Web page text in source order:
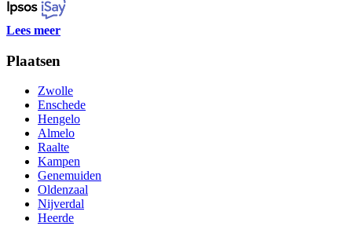
Lees meer
Plaatsen
Zwolle
Enschede
Hengelo
Almelo
Raalte
Kampen
Genemuiden
Oldenzaal
Nijverdal
Heerde